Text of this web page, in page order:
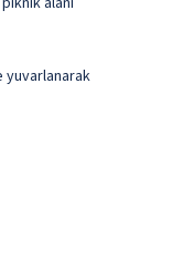
yuvarlanarak